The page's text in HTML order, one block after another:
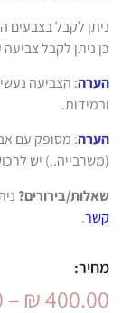
ניתן לקבל בצבעים
כן ניתן לקבל
הערה: הצביעה
ובמידות.
הערה: מסופק עם
(משרבייה..) יש
שאלות/בירורים?
קשר.
מחיר:
₪400.00
–